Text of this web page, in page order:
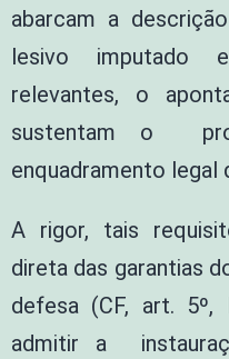
abarcam a
lesivo imputado
relevantes, o
sustentam o
enquadramento
A rigor, tais
direta das garantias
defesa (CF, art.
admitir a